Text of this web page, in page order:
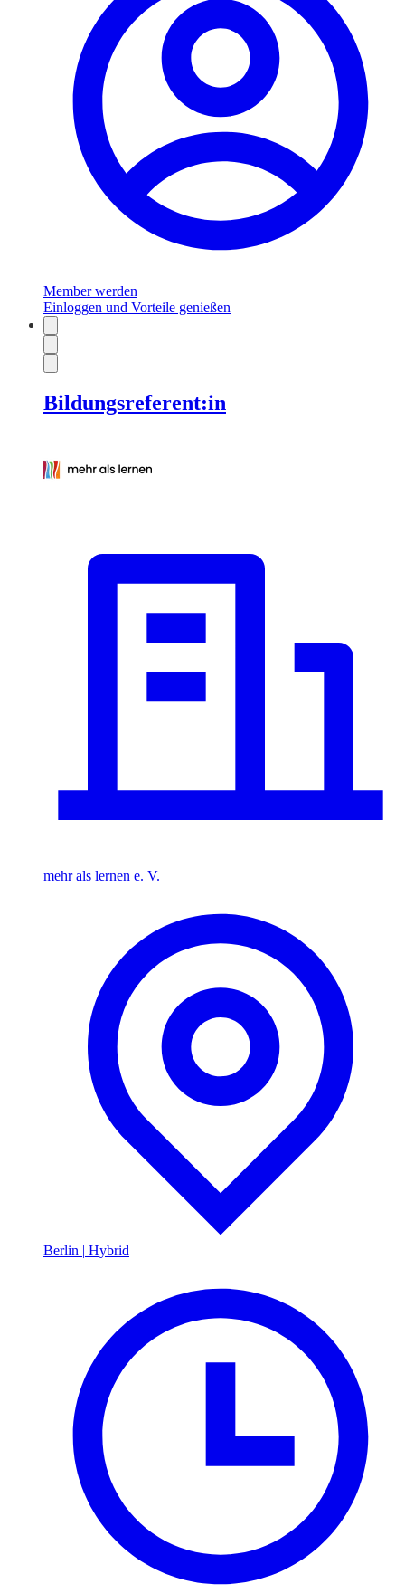
Member werden
Einloggen und Vorteile genießen
Bildungsreferent:in
mehr als lernen e. V.
Berlin | Hybrid